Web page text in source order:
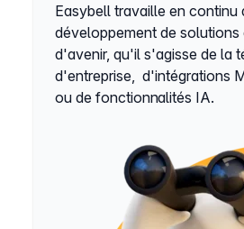
Easybell travaille en continu
développement de solutions
d'avenir, qu'il s'agisse de la
d'entreprise, d'intégrations
ou de fonctionnalités IA.